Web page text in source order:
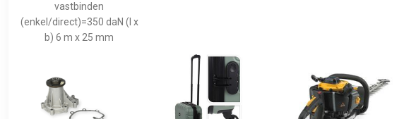
vastbinden
(enkel/direct)=350 daN (l x
b) 6 m x 25 mm